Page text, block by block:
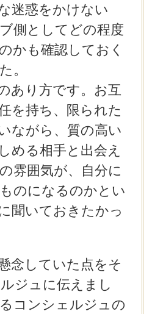
迷惑をかけない
側としてどの程度
かも確認しておく
。
あり方です。お互
を持ち、限られた
ながら、質の高い
める相手と出会え
雰囲気が、自分に
のになるのかとい
聞いておきたかっ
念していた点をそ
ジュに伝えまし
コンシェルジュの